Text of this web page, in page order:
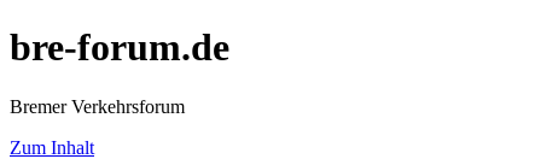
bre-forum.de
Bremer Verkehrsforum
Zum Inhalt